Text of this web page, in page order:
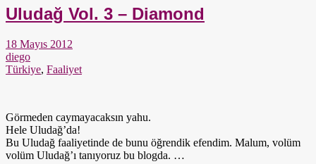
Uludağ Vol. 3 – Diamond
18 Mayıs 2012
diego
Türkiye, Faaliyet
Görmeden caymayacaksın yahu.
Hele Uludağ’da!
Bu Uludağ faaliyetinde de bunu öğrendik efendim. Malum, volüm
volüm Uludağ’ı tanıyoruz bu blogda. …